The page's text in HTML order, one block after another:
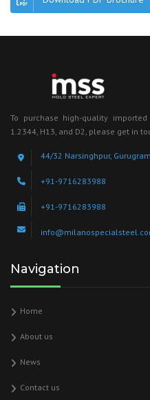
To purchase high-quality
1.2344, H13, and D2, please get in
44/32 Narsinghpur,
+91-9716283988
+91-9716283988
Navigation
Home
About us
News
Contact us